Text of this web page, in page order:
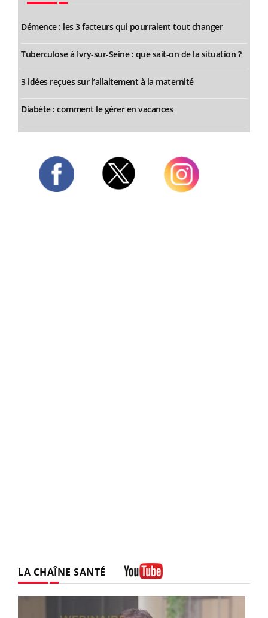
Démence : les 3 facteurs qui pourraient tout changer
Tuberculose à Ivry-sur-Seine : que sait-on de la situation ?
3 idées reçues sur l’allaitement à la maternité
Diabète : comment le gérer en vacances
LA CHAÎNE SANTÉ